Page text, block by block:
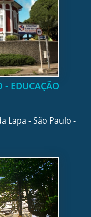
- EDUCAÇÃO
Lapa - São Paulo -